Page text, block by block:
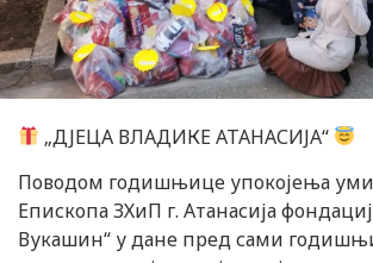
„ДЈЕЦА ВЛАДИКЕ АТАНАСИЈА“
Поводом годишњице упокојења
Епископа ЗХиП г. Атанасија
Вукашин“ у дане пред сами